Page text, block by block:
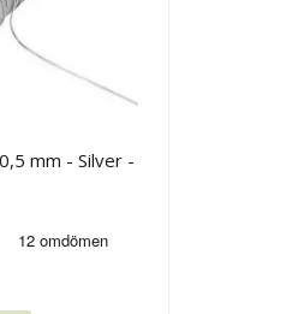
mm - Silver -